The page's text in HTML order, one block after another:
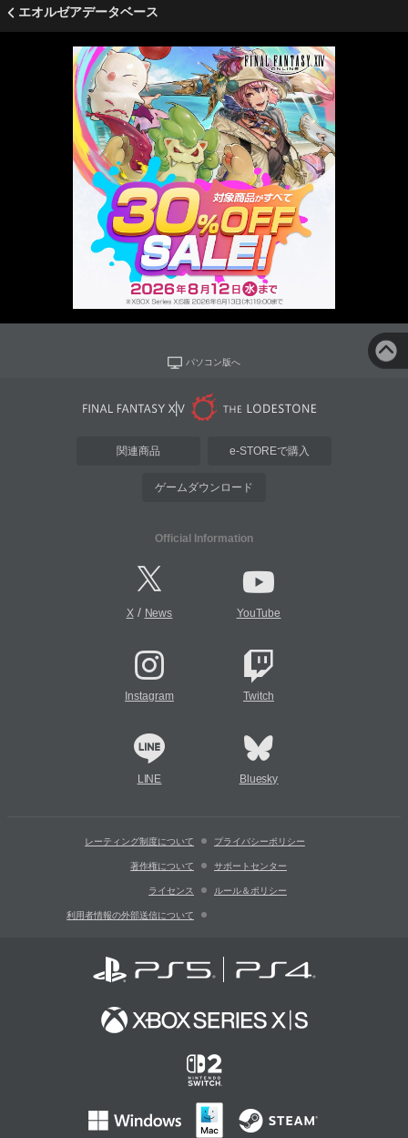
エオルゼアデータベース
パソコン版へ
関連商品 e-STOREで購入
ゲームダウンロード
Official Information
X/ News YouTube
Instagram Twitch
LINE Bluesky
レーティング制度について プライバシーポリシー
著作権について サポートセンター
ライセンス ルール＆ポリシー
利用者情報の外部送信について